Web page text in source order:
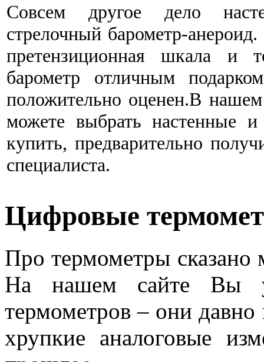
Совсем другое дело
стрелочный барометр-
претензиционная шкала и
барометр отличным
положительно оценен.В
можете выбрать настенные
купить, предварительно
специалиста.
Цифровые
Про термометры
На нашем сайте Вы
термометров – они
хрупкие аналоговые